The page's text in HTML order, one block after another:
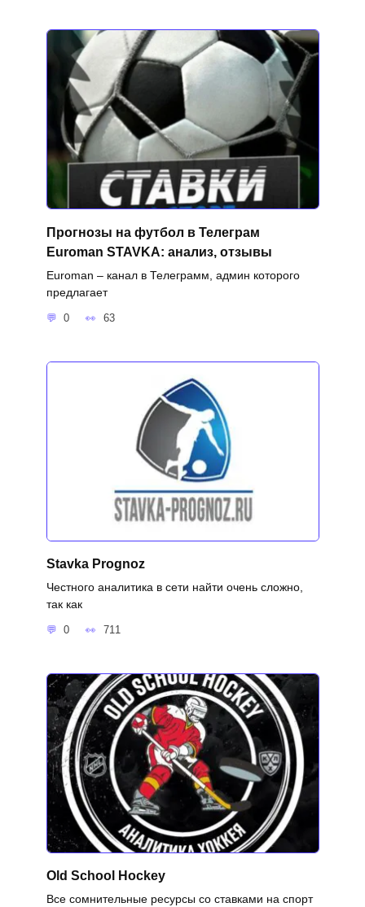
Прогнозы на футбол в Телеграм
Euroman STAVKA: анализ, отзывы
Euroman – канал в Телеграмм, админ которого
предлагает
0 63
Stavka Prognoz
Честного аналитика в сети найти очень сложно,
так как
0 711
Old School Hockey
Все сомнительные ресурсы со ставками на спорт